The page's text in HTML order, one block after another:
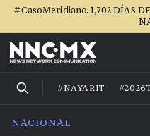
#CasoMeridiano. 1,702 DÍAS
#NAYARIT
NACIONAL